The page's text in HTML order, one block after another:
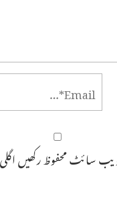
سائٹ محفوظ رکھیں